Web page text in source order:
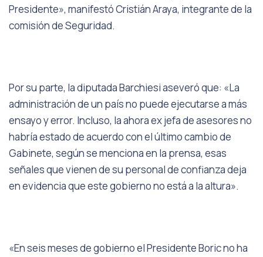
Presidente», manifestó Cristián Araya, integrante de la
comisión de Seguridad.
Por su parte, la diputada Barchiesi aseveró que: «La
administración de un país no puede ejecutarse a más
ensayo y error. Incluso, la ahora ex jefa de asesores no
habría estado de acuerdo con el último cambio de
Gabinete, según se menciona en la prensa, esas
señales que vienen de su personal de confianza deja
en evidencia que este gobierno no está a la altura».
«En seis meses de gobierno el Presidente Boric no ha